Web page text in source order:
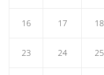
16 17 18
23 24 25